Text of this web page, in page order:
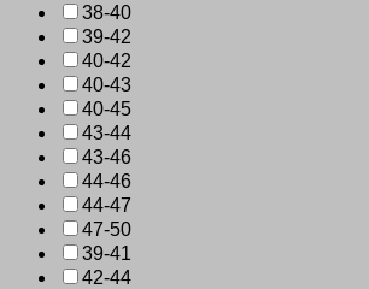
38-40
39-42
40-42
40-43
40-45
43-44
43-46
44-46
44-47
47-50
39-41
42-44